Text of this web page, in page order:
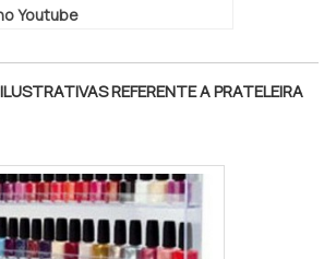
Youtube
REFERENTE A PRATELEIRA